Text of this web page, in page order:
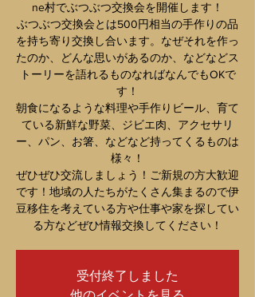
ne村でぶつぶつ交換会を開催します！
ぶつぶつ交換会とは500円相当の手作りの品
を持ち寄り交換し合います。なぜそれを作っ
たのか、どんな思いがあるのか、などなどス
トーリーを語れるものなればなんでもOKで
す！
朝食になるような料理や手作りビール、育て
ている新鮮な野菜、ジビエ肉、アクセサリ
ー、パン、お箸、などなど持ってくるものは
様々！
ぜひぜひ交流しましょう！ご新規の方大歓迎
です！地域の人たちがたくさん集まるので伊
豆移住を考えている方や仕事や家を探してい
る方などぜひ情報交換してください！
受付終了しました